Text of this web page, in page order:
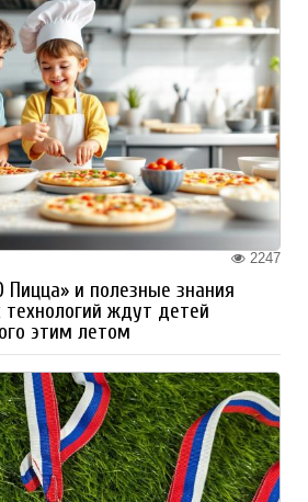
2247
Пицца» и полезные знания
ждут детей
этим летом